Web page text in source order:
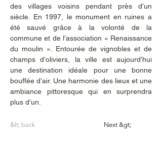
des villages voisins pendant près d’un
siècle. En 1997, le monument en ruines a
été sauvé grâce à la volonté de la
commune et de l’association « Renaissance
du moulin ». Entourée de vignobles et de
champs d’oliviers, la ville est aujourd’hui
une destination idéale pour une bonne
bouffée d’air. Une harmonie des lieux et une
ambiance pittoresque qui en surprendra
plus d’un.
&lt; back Next &gt;